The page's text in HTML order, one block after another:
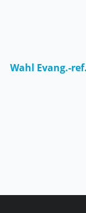
Wahl Evang.-